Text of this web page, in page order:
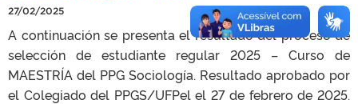
27/02/2025
A continuación se presenta el resultado del proceso de
selección de estudiante regular 2025 – Curso de
MAESTRÍA del PPG Sociología. Resultado aprobado por
el Colegiado del PPGS/UFPel el 27 de febrero de 2025.